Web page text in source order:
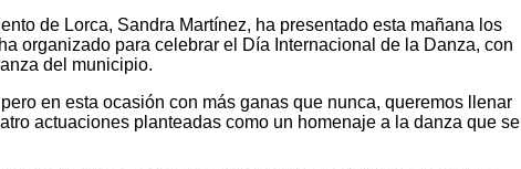
de Lorca, Sandra Martínez, ha presentado esta mañana los
organizado para celebrar el Día Internacional de la Danza, con
del municipio.
en esta ocasión con más ganas que nunca, queremos llenar
actuaciones planteadas como un homenaje a la danza que se